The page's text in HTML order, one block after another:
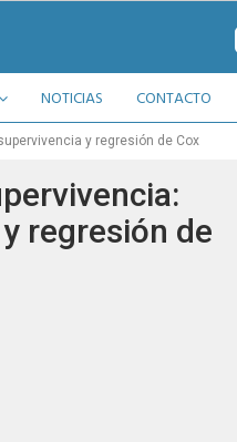
NOTICIAS CONTACTO
y regresión de Cox
regresión de